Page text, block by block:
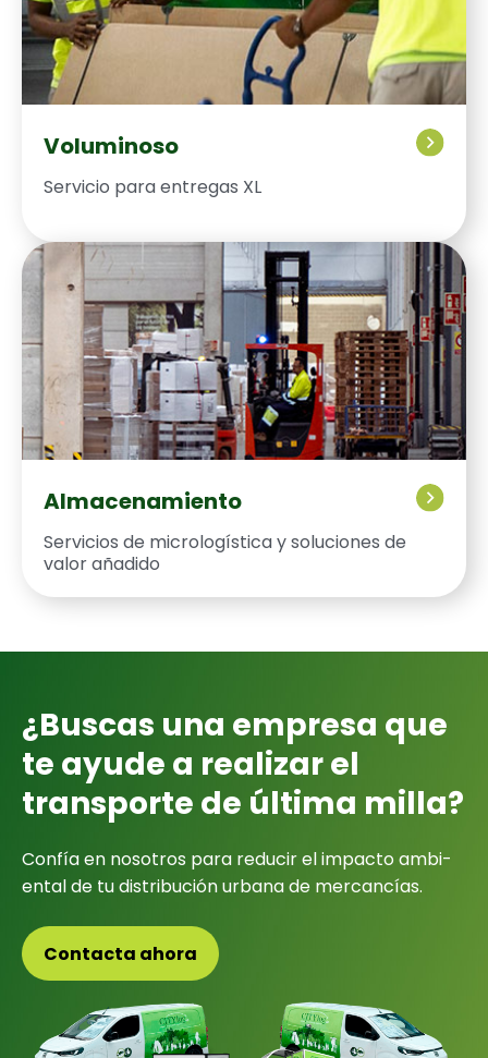
Voluminoso
Ser­vi­cio para entre­gas XL
Almacenamiento
Ser­vi­cios de micrologís­ti­ca y solu­ciones de
val­or aña­di­do
¿Bus­cas una empre­sa que
te ayude a realizar el
trans­porte de últi­ma mil­la?
Con­fía en nosotros para reducir el impacto ambi­
en­tal de tu dis­tribu­ción urbana de mer­cancías.
Con­tac­ta aho­ra